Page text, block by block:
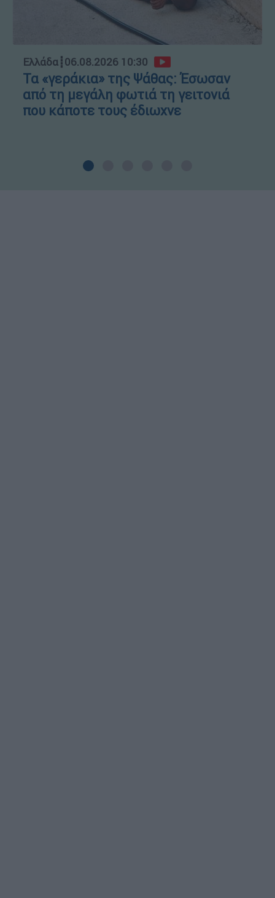
Ελλάδα┋06.08.2026 10:30
Τα «γεράκια» της Ψάθας: Έσωσαν
από τη μεγάλη φωτιά τη γειτονιά
που κάποτε τους έδιωχνε